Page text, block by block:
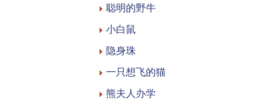
聪明的野牛
小白鼠
隐身珠
一只想飞的猫
熊夫人办学